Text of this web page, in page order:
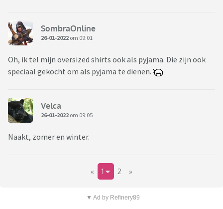
SombraOnline
26-01-2022 om 09:01
Oh, ik tel mijn oversized shirts ook als pyjama. Die zijn ook
speciaal gekocht om als pyjama te dienen.
Velca
26-01-2022 om 09:05
Naakt, zomer en winter.
« 1 2 »
▼ Ad by Refinery89